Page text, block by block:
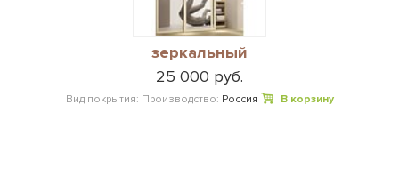
зеркальный
25 000 руб.
Вид покрытия: Производство: Россия В корзину